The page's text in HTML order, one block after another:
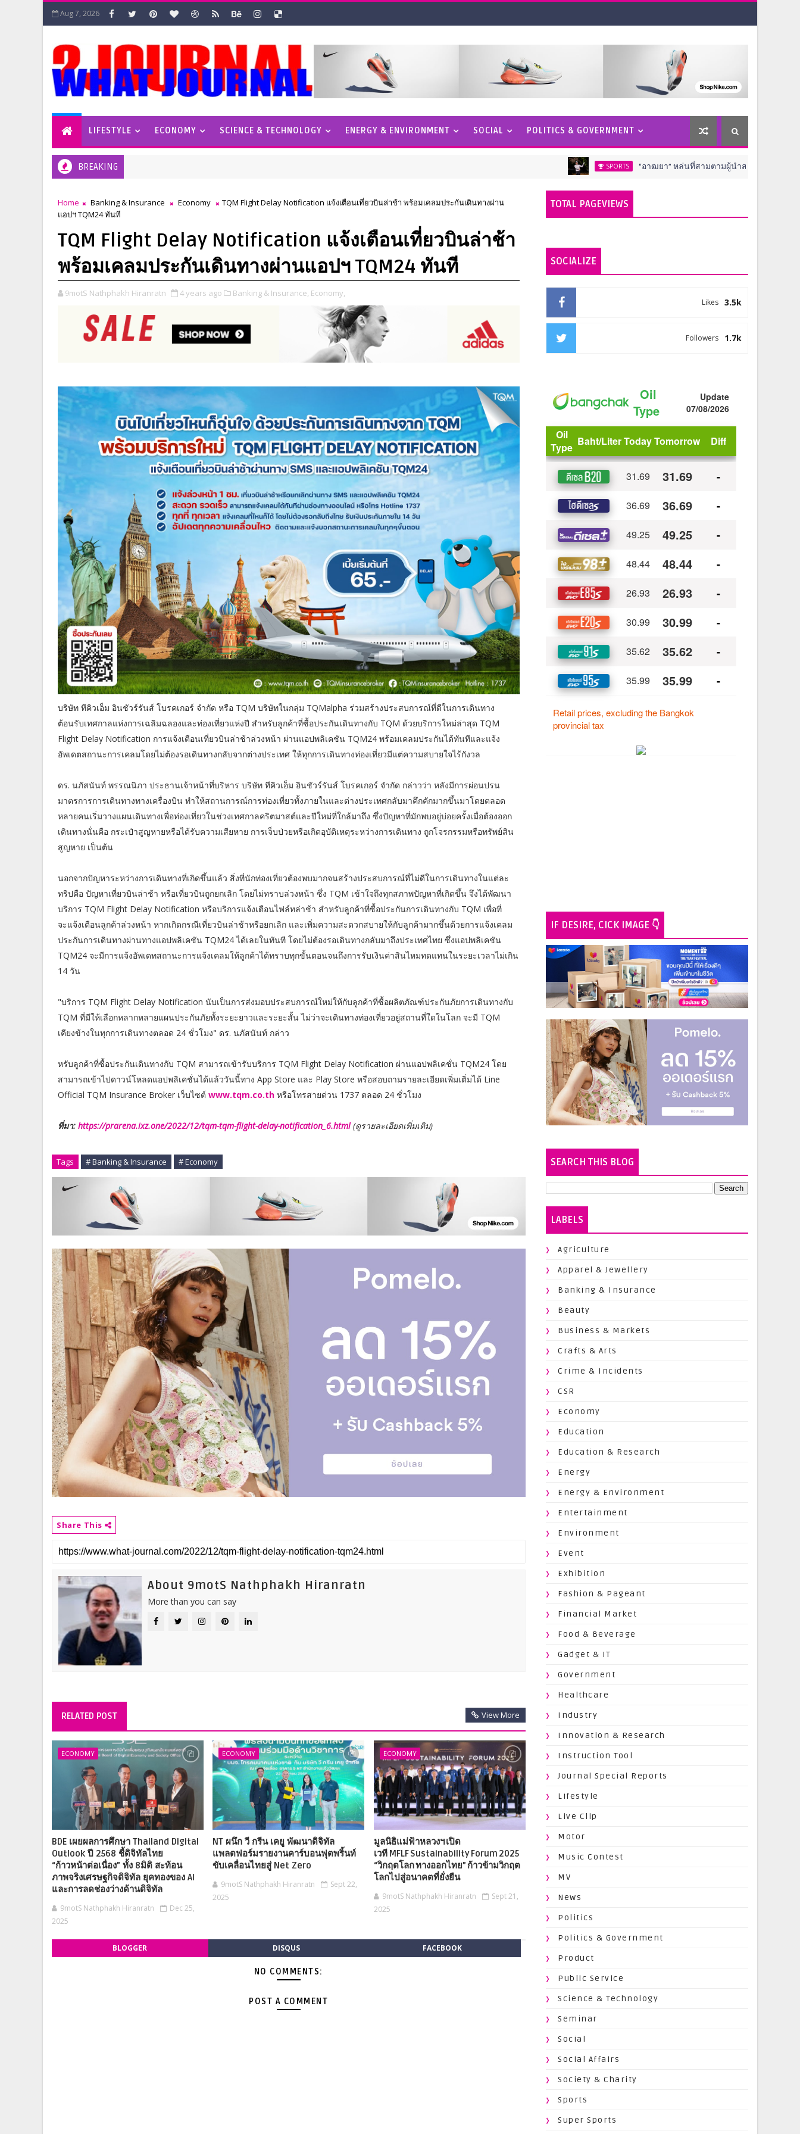
Aug 7, 2026
LIFESTYLE ECONOMY SCIENCE & TECHNOLOGY ENERGY & ENVIRONMENT SOCIAL POLITICS & GOVERNMENT
BREAKING SPORTS “อาฒยา” หล่นที่สามตามผู้นำสองสโตรค ครึ่งทางกอล์ฟ เ
Home Banking & Insurance Economy
TQM Flight Delay Notification แจ้งเตือนเที่ยวบินล่าช้า พร้อมเคลมประกันเดินทางผ่าน
แอปฯ TQM24 ทันที
TQM Flight Delay Notification แจ้งเตือนเที่ยวบินล่าช้า
พร้อมเคลมประกันเดินทางผ่านแอปฯ TQM24 ทันที
9motS Nathphakh Hiranratn 4 years ago Banking & Insurance, Economy,
บริษัท ทีคิวเอ็ม อินชัวร์รันส์ โบรคเกอร์ จำกัด หรือ TQM บริษัทในกลุ่ม TQMalpha ร่วมสร้างประสบการณ์ที่ดีในการเดินทาง
ต้อนรับเทศกาลแห่งการเฉลิมฉลองและท่องเที่ยวแห่งปี สำหรับลูกค้าที่ซื้อประกันเดินทางกับ TQM ด้วยบริการใหม่ล่าสุด TQM
Flight Delay Notification การแจ้งเตือนเที่ยวบินล่าช้าล่วงหน้า ผ่านแอปพลิเคชัน TQM24 พร้อมเคลมประกันได้ทันทีและแจ้ง
อัพเดตสถานะการเคลมโดยไม่ต้องรอเดินทางกลับจากต่างประเทศ ให้ทุกการเดินทางท่องเที่ยวมีแต่ความสบายใจไร้กังวล
ดร. นภัสนันท์ พรรณนิภา ประธานเจ้าหน้าที่บริหาร บริษัท ทีคิวเอ็ม อินชัวร์รันส์ โบรคเกอร์ จำกัด กล่าวว่า หลังมีการผ่อนปรน
มาตรการการเดินทางทางเครื่องบิน ทำให้สถานการณ์การท่องเที่ยวทั้งภายในและต่างประเทศกลับมาคึกคักมากขึ้นมาโดยตลอด
หลายคนเริ่มวางแผนเดินทางเพื่อท่องเที่ยวในช่วงเทศกาลคริตมาสต์และปีใหม่ที่ใกล้มาถึง ซึ่งปัญหาที่มักพบอยู่บ่อยครั้งเมื่อต้องออก
เดินทางนั่นคือ กระเป๋าสูญหายหรือได้รับความเสียหาย การเจ็บป่วยหรือเกิดอุบัติเหตุระหว่างการเดินทาง ถูกโจรกรรมหรือทรัพย์สิน
สูญหาย เป็นต้น
นอกจากปัญหาระหว่างการเดินทางที่เกิดขึ้นแล้ว สิ่งที่นักท่องเที่ยวต้องพบมากจนสร้างประสบการณ์ที่ไม่ดีในการเดินทางในแต่ละ
ทริปคือ ปัญหาเที่ยวบินล่าช้า หรือเที่ยวบินถูกยกเลิก โดยไม่ทราบล่วงหน้า ซึ่ง TQM เข้าใจถึงทุกสภาพปัญหาที่เกิดขึ้น จึงได้พัฒนา
บริการ TQM Flight Delay Notification หรือบริการแจ้งเตือนไฟล์ทล่าช้า สำหรับลูกค้าที่ซื้อประกันการเดินทางกับ TQM เพื่อที่
จะแจ้งเตือนลูกค้าล่วงหน้า หากเกิดกรณีเที่ยวบินล่าช้าหรือยกเลิก และเพิ่มความสะดวกสบายให้กับลูกค้ามากขึ้นด้วยการแจ้งเคลม
ประกันการเดินทางผ่านทางแอปพลิเคชัน TQM24 ได้เลยในทันที โดยไม่ต้องรอเดินทางกลับมาถึงประเทศไทย ซึ่งแอปพลิเคชัน
TQM24 จะมีการแจ้งอัพเดทสถานะการแจ้งเคลมให้ลูกค้าได้ทราบทุกขั้นตอนจนถึงการรับเงินค่าสินไหมทดแทนในระยะเวลาไม่เกิน
14 วัน
"บริการ TQM Flight Delay Notification นับเป็นการส่งมอบประสบการณ์ใหม่ให้กับลูกค้าที่ซื้อผลิตภัณฑ์ประกันภัยการเดินทางกับ
TQM ที่มีให้เลือกหลากหลายแผนประกันภัยทั้งระยะยาวและระยะสั้น ไม่ว่าจะเดินทางท่องเที่ยวอยู่สถานที่ใดในโลก จะมี TQM
เคียงข้างในทุกการเดินทางตลอด 24 ชั่วโมง" ดร. นภัสนันท์ กล่าว
หรับลูกค้าที่ซื้อประกันเดินทางกับ TQM สามารถเข้ารับบริการ TQM Flight Delay Notification ผ่านแอปพลิเคชั่น TQM24 โดย
สามารถเข้าไปดาวน์โหลดแอปพลิเคชั่นได้แล้ววันนี้ทาง App Store และ Play Store หรือสอบถามรายละเอียดเพิ่มเติ่มได้ Line
Official TQM Insurance Broker เว็บไซต์ www.tqm.co.th หรือโทรสายด่วน 1737 ตลอด 24 ชั่วโมง
ที่มา: https://prarena.ixz.one/2022/12/tqm-tqm-flight-delay-notification_6.html(ดูรายละเอียดเพิ่มเติม)
Tags # Banking & Insurance # Economy
Share This
About 9motS Nathphakh Hiranratn
More than you can say
RELATED POST View More
ECONOMY
BDE เผยผลการศึกษา Thailand Digital
Outlook ปี 2568 ชี้ดิจิทัลไทย
“ก้าวหน้าต่อเนื่อง” ทั้ง 8มิติ สะท้อน
ภาพจริงเศรษฐกิจดิจิทัล ยุคทองของ AI
และการลดช่องว่างด้านดิจิทัล
9motS Nathphakh Hiranratn
Dec 25,
2025
ECONOMY
NT ผนึก วี กรีน เคยู พัฒนาดิจิทัล
แพลตฟอร์มรายงานคาร์บอนฟุตพริ้นท์
ขับเคลื่อนไทยสู่ Net Zero
9motS Nathphakh Hiranratn
Sept 22,
2025
ECONOMY
มูลนิธิแม่ฟ้าหลวงฯ เปิด
เวที MFLF Sustainability Forum 2025
“วิกฤตโลก ทางออกไทย” ก้าวข้ามวิกฤต
โลกไปสู่อนาคตที่ยั่งยืน
9motS Nathphakh Hiranratn
Sept 21,
2025
BLOGGER DISQUS FACEBOOK
NO COMMENTS:
POST A COMMENT
TOTAL PAGEVIEWS
SOCIALIZE
3.5k
Likes
1.7k
Followers
IF DESIRE, CICK IMAGE 👇
SEARCH THIS BLOG
LABELS
Agriculture
Apparel & Jewellery
Banking & Insurance
Beauty
Business & Markets
Crafts & Arts
Crime & Incidents
CSR
Economy
Education
Education & Research
Energy
Energy & Environment
Entertainment
Environment
Event
Exhibition
Fashion & Pageant
Financial Market
Food & Beverage
Gadget & IT
Government
Healthcare
Industry
Innovation & Research
Instruction Tool
Journal Special Reports
Lifestyle
Live Clip
Motor
Music Contest
MV
News
Politics
Politics & Government
Product
Public Service
Science & Technology
Seminar
Social
Social Affairs
Society & Charity
Sports
Super Sports